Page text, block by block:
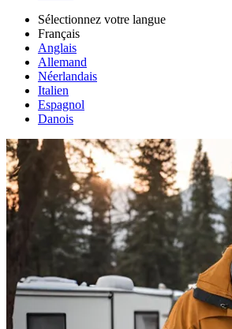
Sélectionnez votre langue
Français
Anglais
Allemand
Néerlandais
Italien
Espagnol
Danois